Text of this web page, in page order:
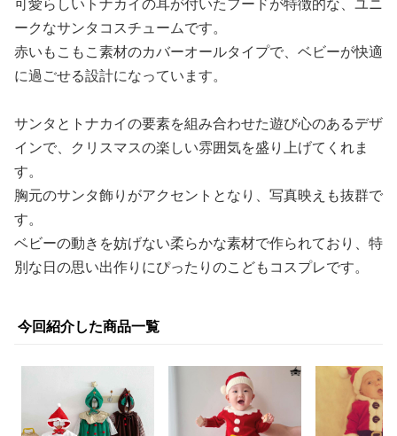
ークなサンタコスチュームです。
赤いもこもこ素材のカバーオールタイプで、ベビーが快適
に過ごせる設計になっています。
サンタとトナカイの要素を組み合わせた遊び心のあるデザ
インで、クリスマスの楽しい雰囲気を盛り上げてくれま
す。
胸元のサンタ飾りがアクセントとなり、写真映えも抜群で
す。
ベビーの動きを妨げない柔らかな素材で作られており、特
別な日の思い出作りにぴったりのこどもコスプレです。
今回紹介した商品一覧